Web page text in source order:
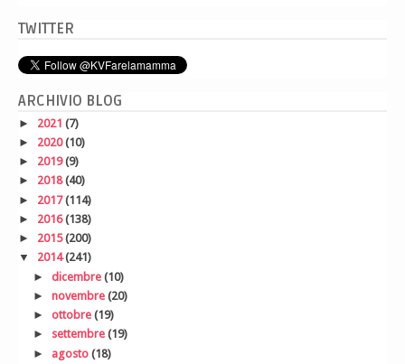
TWITTER
ARCHIVIO BLOG
► 2021 (7)
► 2020(10)
► 2019(9)
► 2018(40)
► 2017(114)
► 2016(138)
► 2015(200)
▼ 2014(241)
► dicembre (10)
► novembre (20)
► ottobre (19)
► settembre (19)
► agosto (18)